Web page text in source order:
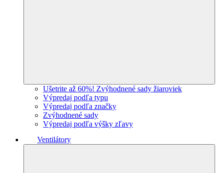
Ušetrite až 60%! Zvýhodnené sady žiaroviek
Výpredaj podľa typu
Výpredaj podľa značky
Zvýhodnené sady
Výpredaj podľa výšky zľavy
Ventilátory